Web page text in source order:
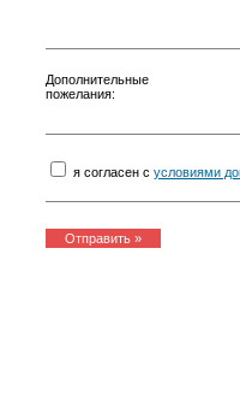
Дополнительные
пожелания:
я согласен с условиями